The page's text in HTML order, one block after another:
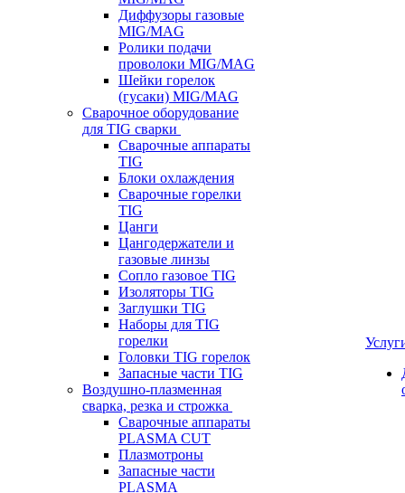
Диффузоры газовые
MIG/MAG
Ролики подачи
проволоки MIG/MAG
Шейки горелок
(гусаки) MIG/MAG
Сварочное оборудование
для TIG сварки
Сварочные аппараты
TIG
Блоки охлаждения
Сварочные горелки
TIG
Цанги
Цангодержатели и
газовые линзы
Сопло газовое TIG
Изоляторы TIG
Заглушки TIG
Наборы для TIG
горелки
Головки TIG горелок
Запасные части TIG
Воздушно-плазменная
сварка, резка и строжка
Сварочные аппараты
PLASMA CUT
Плазмотроны
Запасные части
PLASMA